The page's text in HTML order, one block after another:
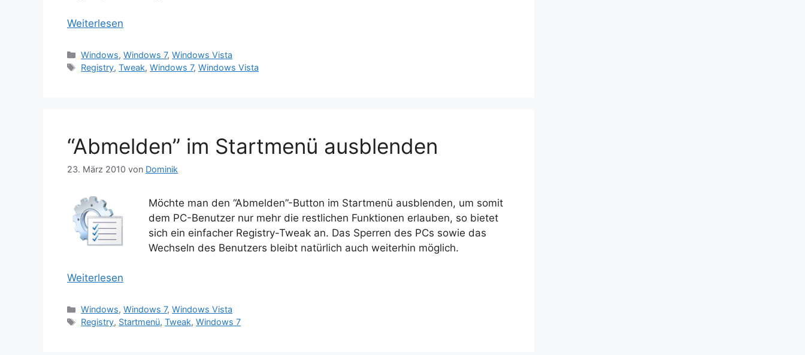
Weiterlesen
Kategorien
Windows,Windows 7,Windows Vista
Schlagwörter
Registry,Tweak,Windows 7,Windows Vista
“Abmelden” im Startmenü ausblenden
23. März 2010 von Dominik
Möchte man den “Abmelden”-Button im Startmenü ausblenden, um somit
dem PC-Benutzer nur mehr die restlichen Funktionen erlauben, so bietet
sich ein einfacher Registry-Tweak an. Das Sperren des PCs sowie das
Wechseln des Benutzers bleibt natürlich auch weiterhin möglich.
Weiterlesen
Kategorien
Windows,Windows 7,Windows Vista
Schlagwörter
Registry, Startmenü,Tweak,Windows 7